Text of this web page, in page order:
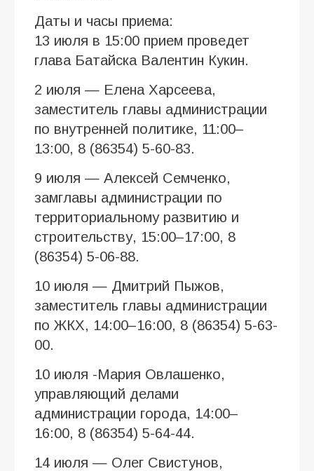
Даты и часы приема:
13 июля в 15:00 прием проведет
глава Батайска Валентин Кукин.
2 июля — Елена Харсеева,
заместитель главы администрации
по внутренней политике, 11:00–
13:00, 8 (86354) 5-60-83.
9 июля — Алексей Семченко,
замглавы администрации по
территориальному развитию и
строительству, 15:00–17:00, 8
(86354) 5-06-88.
10 июля — Дмитрий Пыжов,
заместитель главы администрации
по ЖКХ, 14:00–16:00, 8 (86354) 5-63-
00.
10 июля -Мария Овлашенко,
управляющий делами
администрации города, 14:00–
16:00, 8 (86354) 5-64-44.
14 июля — Олег Свистунов,